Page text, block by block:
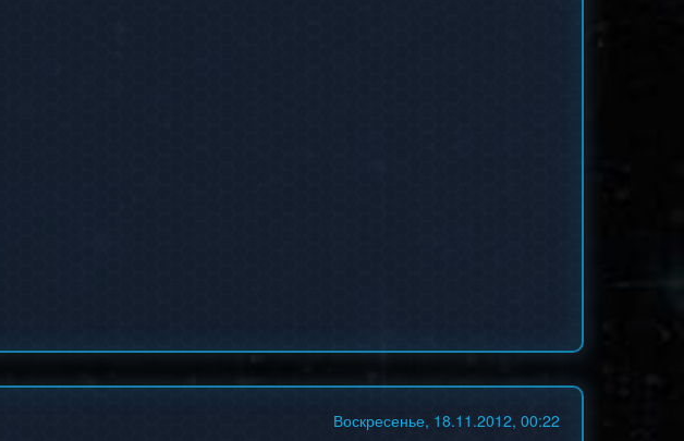
Воскресенье, 18.11.2012, 00:22